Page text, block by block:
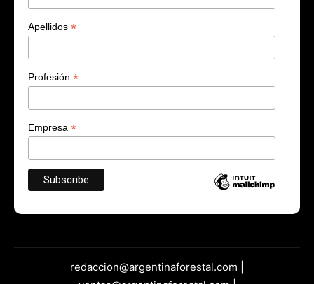
Apellidos *
Profesión *
Empresa *
redaccion@argentinaforestal.com |